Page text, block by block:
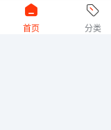
首页 分类